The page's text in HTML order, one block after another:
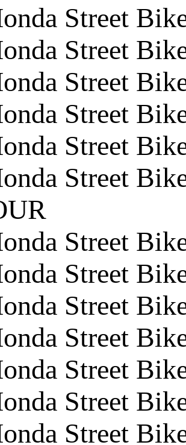
Street
Street
Street
Street
Street
Street
Street
Street
Street
Street
Street
Street
Street